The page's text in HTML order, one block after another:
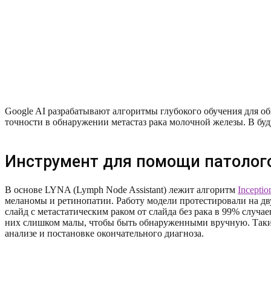
Google AI разрабатывают алгоритмы глубокого обучения для
точности в обнаружении метастаз рака молочной железы. В
Инструмент для помощи
В основе LYNA (Lymph Node Assistant) лежит алгоритм
меланомы и ретинопатии. Работу модели протестировали на
слайд с метастатическим раком от слайда без рака в 99%
них слишком малы, чтобы быть обнаруженными вручную.
анализе и постановке окончательного диагноза.